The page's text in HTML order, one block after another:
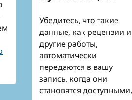
Убедитесь, что такие
данные, как рецензии и
другие работы,
автоматически
передаются в вашу
запись, когда они
становятся доступными,